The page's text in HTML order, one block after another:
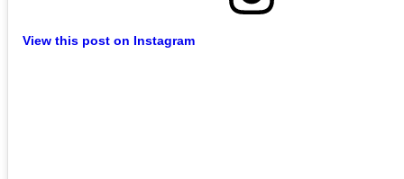
View this post on Instagram